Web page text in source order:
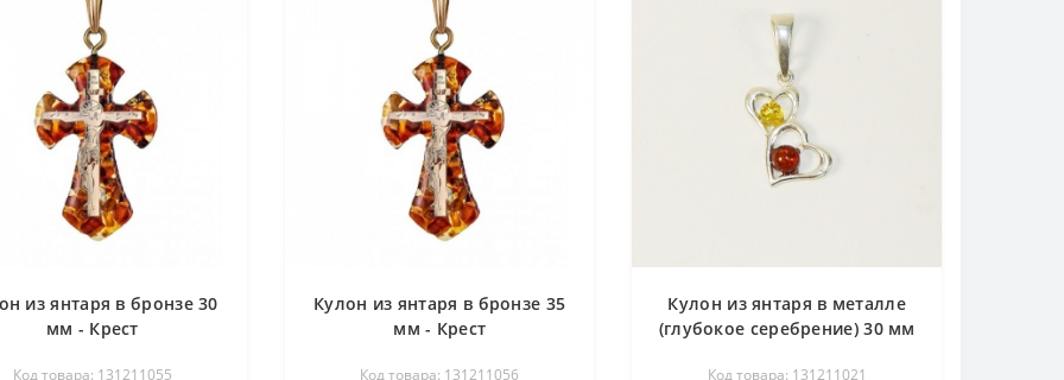
из янтаря в бронзе 30
мм - Крест
Код товара: 131211055
Кулон из янтаря в бронзе 35
мм - Крест
Код товара: 131211056
Кулон из янтаря в металле
(глубокое серебрение) 30 мм
Код товара: 131211021